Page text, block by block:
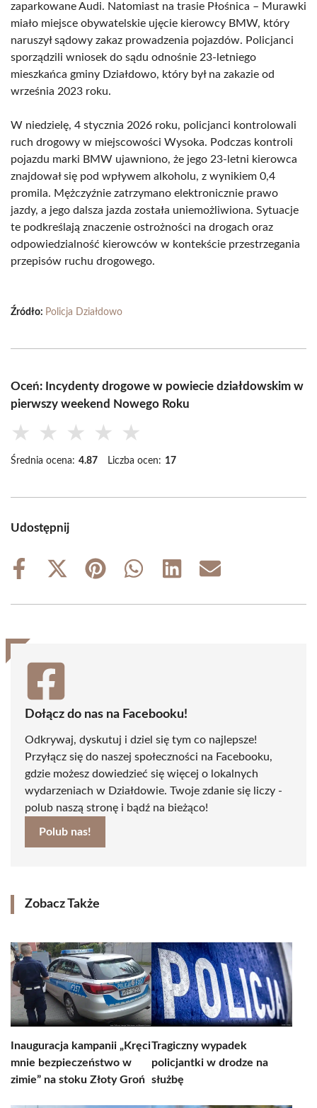
zaparkowane Audi. Natomiast na trasie Płośnica – Murawki
miało miejsce obywatelskie ujęcie kierowcy BMW, który
naruszył sądowy zakaz prowadzenia pojazdów. Policjanci
sporządzili wniosek do sądu odnośnie 23-letniego
mieszkańca gminy Działdowo, który był na zakazie od
września 2023 roku.
W niedzielę, 4 stycznia 2026 roku, policjanci kontrolowali
ruch drogowy w miejscowości Wysoka. Podczas kontroli
pojazdu marki BMW ujawniono, że jego 23-letni kierowca
znajdował się pod wpływem alkoholu, z wynikiem 0,4
promila. Mężczyźnie zatrzymano elektronicznie prawo
jazdy, a jego dalsza jazda została uniemożliwiona. Sytuacje
te podkreślają znaczenie ostrożności na drogach oraz
odpowiedzialność kierowców w kontekście przestrzegania
przepisów ruchu drogowego.
Źródło: Policja Działdowo
Oceń: Incydenty drogowe w powiecie działdowskim w
pierwszy weekend Nowego Roku
★ ★ ★ ★ ★
Średnia ocena: 4.87 Liczba ocen: 17
Udostępnij
Share
Share
(Twitter)
Share
Share
Share
Share
Dołącz do nas na Facebooku!
Odkrywaj, dyskutuj i dziel się tym co najlepsze!
Przyłącz się do naszej społeczności na Facebooku,
gdzie możesz dowiedzieć się więcej o lokalnych
wydarzeniach w Działdowie. Twoje zdanie się liczy -
polub naszą stronę i bądź na bieżąco!
Polub nas!
Zobacz Także
Inauguracja kampanii „Kręci
mnie bezpieczeństwo w
zimie” na stoku Złoty Groń
Tragiczny wypadek
policjantki w drodze na
służbę